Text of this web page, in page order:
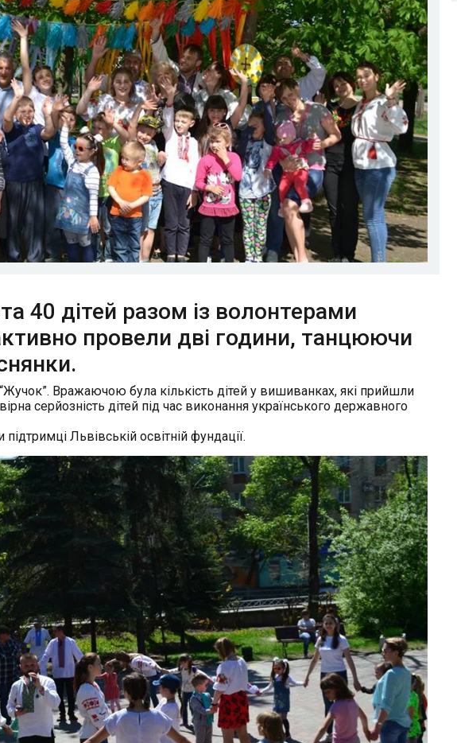
40 дітей разом із волонтерами
провели дві години, танцюючи
Вражаючою була кількість дітей у вишиванках, які прийшли
серйозність дітей під час виконання українського державного
Львівській освітній фундації.